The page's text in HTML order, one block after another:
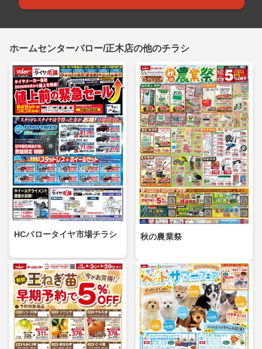
ホームセンターバロー/正木店の他のチラシ
HCバロータイヤ市場チラシ 秋の農業祭